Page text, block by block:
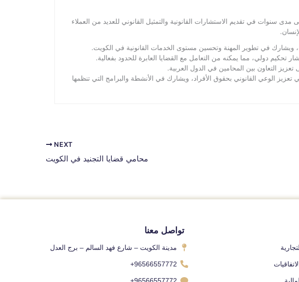
سنوات في تقديم الاستشارات القانونية والتمثيل القانوني للعديد من العملاء
ويشارك في تطوير المهنة وتحسين مستوى الخدمات القانونية في الكويت.
دولي، مما يمكنه من التعامل مع القضايا العابرة للحدود بفعالية.
التعاون بين المحامين في الدول العربية.
الوعي القانوني بحقوق الأفراد، ويشارك في الأنشطة والبرامج التي تنظمها
NEXT
محامي قضايا التجنيد في الكويت
تواصل معنا
مدينة الكويت – شارع فهد السالم – برج العدل
96566557772+